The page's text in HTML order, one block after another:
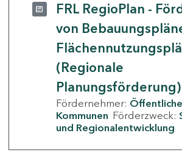
FRL RegioPlan -
von
(Regionale
Planungsförderung)
Fördernehmer:
Kommunen Förderzweck:
und Regionalentwicklung